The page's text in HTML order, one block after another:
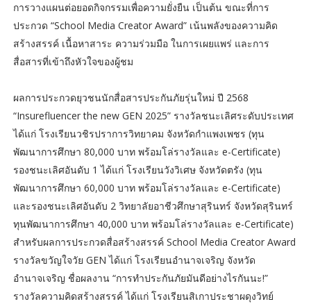
การวางแผนต่อยอดกิจกรรมเพื่อความยั่งยืน เป็นต้น ขณะที่การ
ประกวด “School Media Creator Award” เน้นพลังของความคิด
สร้างสรรค์ เนื้อหาสาระ ความร่วมมือ ในการเผยแพร่ และการ
สื่อสารที่เข้าถึงหัวใจของผู้ชม
ผลการประกวดยุวชนนักสื่อสารประกันภัยรุ่นใหม่ ปี 2568
“Insurefluencer the new GEN 2025” รางวัลชนะเลิศระดับประเทศ
ได้แก่ โรงเรียนวชิรปราการวิทยาคม จังหวัดกำแพงเพชร (ทุน
พัฒนาการศึกษา 80,000 บาท พร้อมโล่รางวัลและ e-Certificate)
รองชนะเลิศอันดับ 1 ได้แก่ โรงเรียนวังวิเศษ จังหวัดตรัง (ทุน
พัฒนาการศึกษา 60,000 บาท พร้อมโล่รางวัลและ e-Certificate)
และรองชนะเลิศอันดับ 2 วิทยาลัยอาชีวศึกษาสุรินทร์ จังหวัดสุรินทร์
ทุนพัฒนาการศึกษา 40,000 บาท พร้อมโล่รางวัลและ e-Certificate)
สำหรับผลการประกวดสื่อสร้างสรรค์ School Media Creator Award
รางวัลขวัญใจวัย GEN ได้แก่ โรงเรียนอำนาจเจริญ จังหวัด
อำนาจเจริญ ชื่อผลงาน “การทำประกันภัยมันดีอย่างไรกันนะ!”
รางวัลความคิดสร้างสรรค์ ได้แก่ โรงเรียนสิเกาประชาผดุงวิทย์